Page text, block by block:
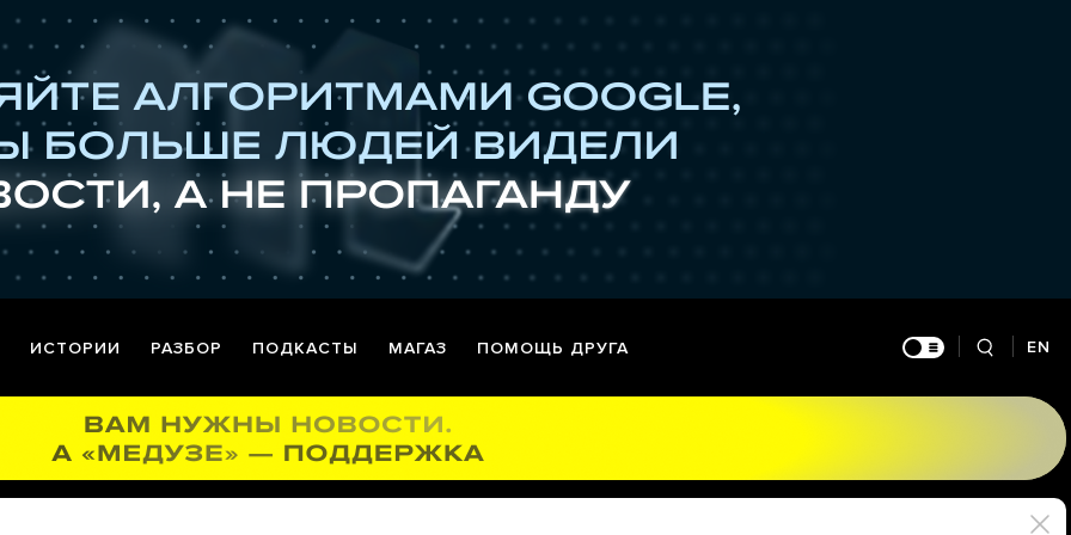
ИСТОРИИ РАЗБОР ПОДКАСТЫ МАГАЗ ПОМОЩЬ ДРУГА EN